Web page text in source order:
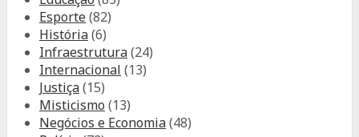
Esporte(82)
História(6)
Infraestrutura(24)
Internacional (13)
Justiça(15)
Misticismo (13)
Negócios e Economia(48)